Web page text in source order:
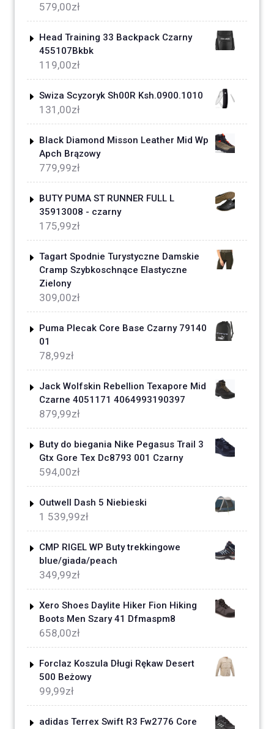
579,00zł
Head Training 33 Backpack Czarny
455107Bkbk
119,00zł
Swiza Scyzoryk Sh00R Ksh.0900.1010
131,00zł
Black Diamond Misson Leather Mid Wp
Apch Brązowy
779,99zł
BUTY PUMA ST RUNNER FULL L
35913008 - czarny
175,99zł
Tagart Spodnie Turystyczne Damskie
Cramp Szybkoschnące Elastyczne
Zielony
309,00zł
Puma Plecak Core Base Czarny 79140
01
78,99zł
Jack Wolfskin Rebellion Texapore Mid
Czarne 4051171 4064993190397
879,99zł
Buty do biegania Nike Pegasus Trail 3
Gtx Gore Tex Dc8793 001 Czarny
594,00zł
Outwell Dash 5 Niebieski
1 539,99zł
CMP RIGEL WP Buty trekkingowe
blue/giada/peach
349,99zł
Xero Shoes Daylite Hiker Fion Hiking
Boots Men Szary 41 Dfmaspm8
658,00zł
Forclaz Koszula Długi Rękaw Desert
500 Beżowy
99,99zł
adidas Terrex Swift R3 Fw2776 Core